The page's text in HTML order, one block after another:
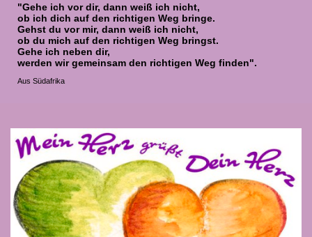
"Gehe ich vor dir, dann weiß ich nicht,
ob ich dich auf den richtigen Weg bringe.
Gehst du vor mir, dann weiß ich nicht,
ob du mich auf den richtigen Weg bringst.
Gehe ich neben dir,
werden wir gemeinsam den richtigen Weg finden".
Aus Südafrika